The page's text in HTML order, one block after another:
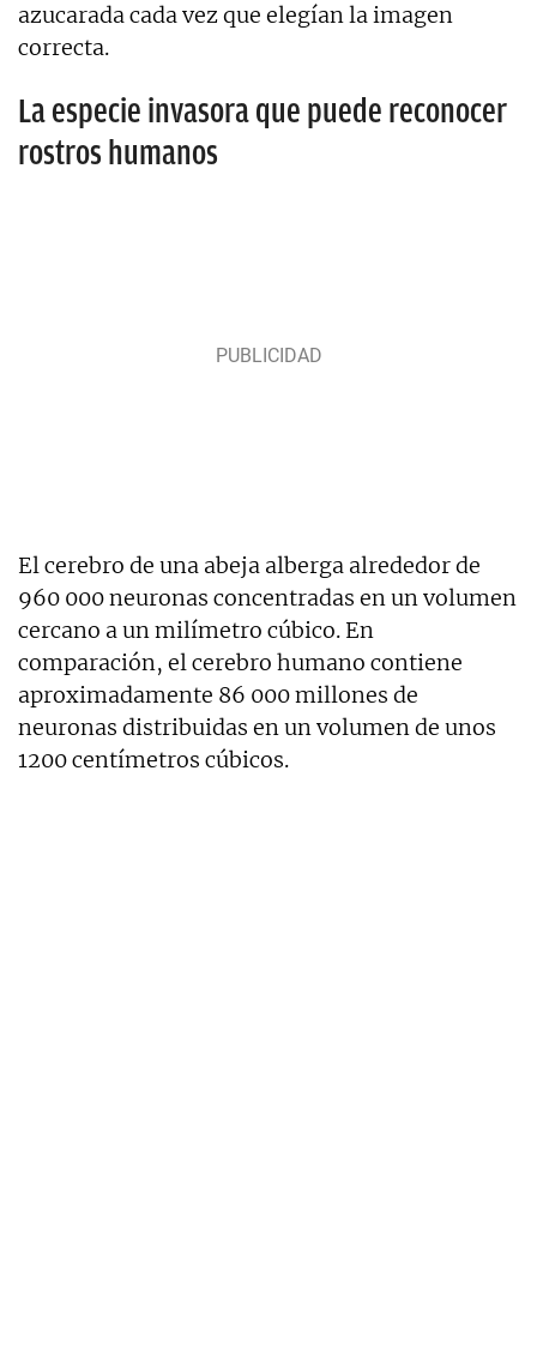
azucarada cada vez que elegían la imagen
correcta.
La especie invasora que puede reconocer
rostros humanos
El cerebro de una abeja alberga alrededor de
960 000 neuronas concentradas en un volumen
cercano a un milímetro cúbico. En
comparación, el cerebro humano contiene
aproximadamente 86 000 millones de
neuronas distribuidas en un volumen de unos
1200 centímetros cúbicos.